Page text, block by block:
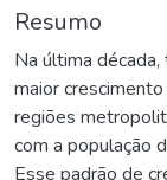
Resumo
Na última
maior
regiões
com a população
Esse padrão de